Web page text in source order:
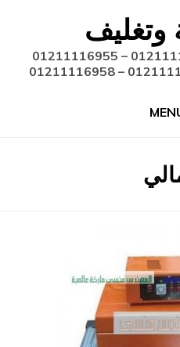
وتغليف
ماكينة تعبئة وتغليف 01211116954 – 01211116955